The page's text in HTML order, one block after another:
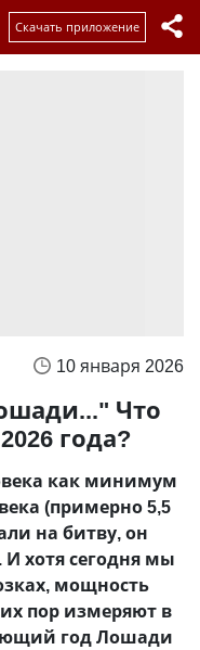
Скачать приложение
10 января 2026
Что
года?
как минимум
(примерно 5,5
на битву, он
И хотя сегодня мы
мощность
пор измеряют в
год Лошади